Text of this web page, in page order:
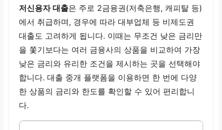
저신용자 대출은 주로 2금융권(저축은행, 캐피탈 등)
에서 취급하며, 경우에 따라 대부업체 등 비제도권
대출도 고려하게 됩니다. 이때는 무조건 낮은 금리만
을 쫓기보다는 여러 금융사의 상품을 비교하여 가장
낮은 금리와 유리한 조건을 제시하는 곳을 선택해야
합니다. 대출 중개 플랫폼을 이용하면 한 번에 다양
한 상품의 금리와 한도를 확인할 수 있어 편리합니
다.